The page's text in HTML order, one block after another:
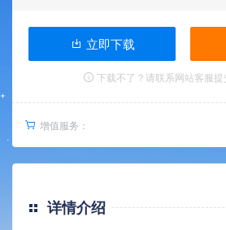
立即下载
下载不了？请联系网站客服提
增值服务：
详情介绍